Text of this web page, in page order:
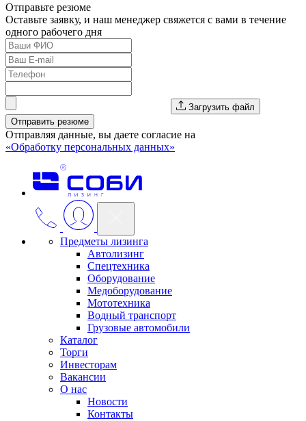
Отправьте резюме
Оставьте заявку, и наш менеджер свяжется с вами в течение
одного рабочего дня
Загрузить файл
Отправить резюме
Отправляя данные, вы даете согласие на
«Обработку персональных данных»
Предметы лизинга
Автолизинг
Спецтехника
Оборудование
Медоборудование
Мототехника
Водный транспорт
Грузовые автомобили
Каталог
Торги
Инвесторам
Вакансии
О нас
Новости
Контакты